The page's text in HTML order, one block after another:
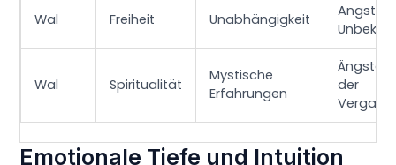
Wal Freiheit Unabhängigkeit
Angst
Wal Spiritualität
Mystische
Erfahrungen
Ängste
der
Emotionale Tiefe und Intuition